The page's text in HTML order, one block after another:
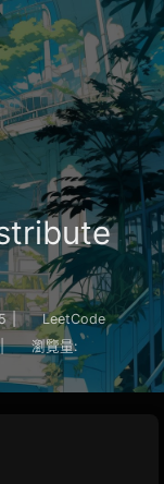
LeetCode
| 瀏覽量: